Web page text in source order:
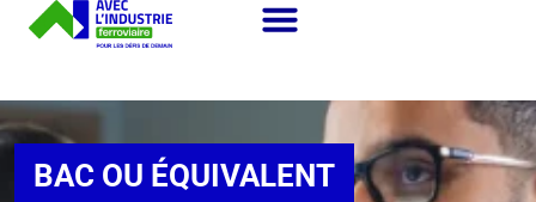
BAC OU ÉQUIVALENT